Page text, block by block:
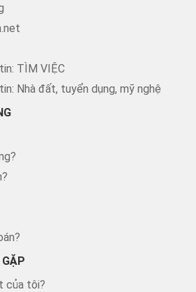
TÌM VIỆC
Nhà đất, tuyển dụng, mỹ nghệ
của tôi?